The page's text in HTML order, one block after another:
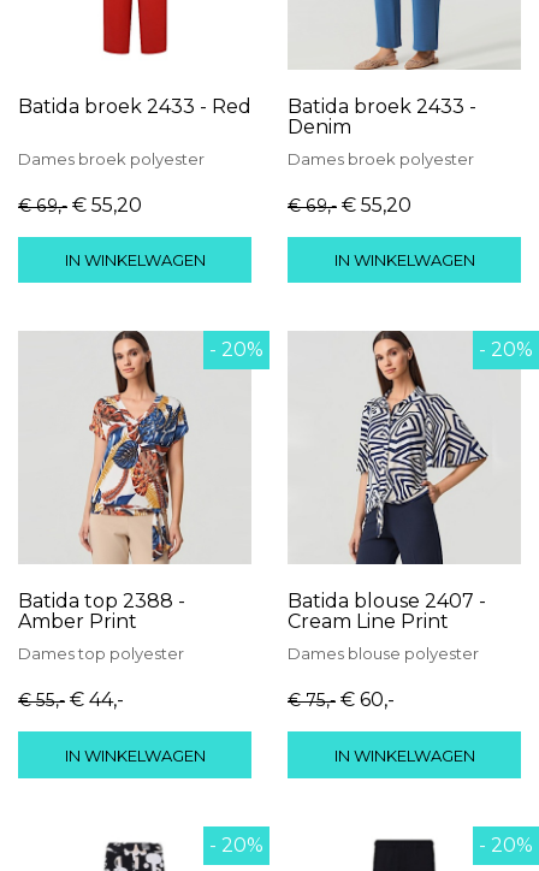
Batida broek 2433 - Red
Dames broek polyester
€ 69,- € 55,20
IN WINKELWAGEN
Batida broek 2433 -
Denim
Dames broek polyester
€ 69,- € 55,20
IN WINKELWAGEN
- 20%
Batida top 2388 -
Amber Print
Damestop polyester
€ 55,- € 44,-
IN WINKELWAGEN
- 20%
Batida blouse 2407 -
Cream Line Print
Dames blouse polyester
€ 75,- € 60,-
IN WINKELWAGEN
- 20% - 20%